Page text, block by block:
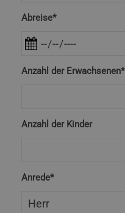
Abreise*
Anzahl der Erwachsenen*
Anzahl der Kinder
Anrede*